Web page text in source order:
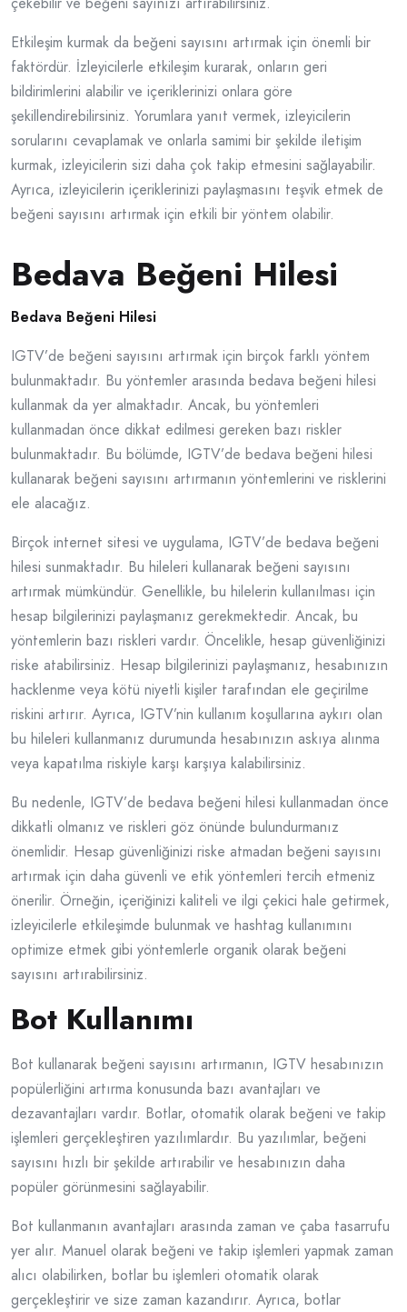
Etkileşim kurmak da beğeni sayısını artırmak için önemli bir
faktördür. İzleyicilerle etkileşim kurarak, onların geri
bildirimlerini alabilir ve içeriklerinizi onlara göre
şekillendirebilirsiniz. Yorumlara yanıt vermek, izleyicilerin
sorularını cevaplamak ve onlarla samimi bir şekilde iletişim
kurmak, izleyicilerin sizi daha çok takip etmesini sağlayabilir.
Ayrıca, izleyicilerin içeriklerinizi paylaşmasını teşvik etmek de
beğeni sayısını artırmak için etkili bir yöntem olabilir.
Bedava Beğeni Hilesi
Bedava Beğeni Hilesi
IGTV’de beğeni sayısını artırmak için birçok farklı yöntem
bulunmaktadır. Bu yöntemler arasında bedava beğeni hilesi
kullanmak da yer almaktadır. Ancak, bu yöntemleri
kullanmadan önce dikkat edilmesi gereken bazı riskler
bulunmaktadır. Bu bölümde, IGTV’de bedava beğeni hilesi
kullanarak beğeni sayısını artırmanın yöntemlerini ve risklerini
ele alacağız.
Birçok internet sitesi ve uygulama, IGTV’de bedava beğeni
hilesi sunmaktadır. Bu hileleri kullanarak beğeni sayısını
artırmak mümkündür. Genellikle, bu hilelerin kullanılması için
hesap bilgilerinizi paylaşmanız gerekmektedir. Ancak, bu
yöntemlerin bazı riskleri vardır. Öncelikle, hesap güvenliğinizi
riske atabilirsiniz. Hesap bilgilerinizi paylaşmanız, hesabınızın
hacklenme veya kötü niyetli kişiler tarafından ele geçirilme
riskini artırır. Ayrıca, IGTV’nin kullanım koşullarına aykırı olan
bu hileleri kullanmanız durumunda hesabınızın askıya alınma
veya kapatılma riskiyle karşı karşıya kalabilirsiniz.
Bu nedenle, IGTV’de bedava beğeni hilesi kullanmadan önce
dikkatli olmanız ve riskleri göz önünde bulundurmanız
önemlidir. Hesap güvenliğinizi riske atmadan beğeni sayısını
artırmak için daha güvenli ve etik yöntemleri tercih etmeniz
önerilir. Örneğin, içeriğinizi kaliteli ve ilgi çekici hale getirmek,
izleyicilerle etkileşimde bulunmak ve hashtag kullanımını
optimize etmek gibi yöntemlerle organik olarak beğeni
sayısını artırabilirsiniz.
Bot Kullanımı
Bot kullanarak beğeni sayısını artırmanın, IGTV hesabınızın
popülerliğini artırma konusunda bazı avantajları ve
dezavantajları vardır. Botlar, otomatik olarak beğeni ve takip
işlemleri gerçekleştiren yazılımlardır. Bu yazılımlar, beğeni
sayısını hızlı bir şekilde artırabilir ve hesabınızın daha
popüler görünmesini sağlayabilir.
Bot kullanmanın avantajları arasında zaman ve çaba tasarrufu
yer alır. Manuel olarak beğeni ve takip işlemleri yapmak zaman
alıcı olabilirken, botlar bu işlemleri otomatik olarak
gerçekleştirir ve size zaman kazandırır. Ayrıca, botlar